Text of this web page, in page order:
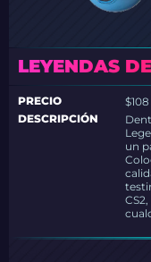
LEYENDAS
PRECIO
$108
DESCRIPCIÓN
un